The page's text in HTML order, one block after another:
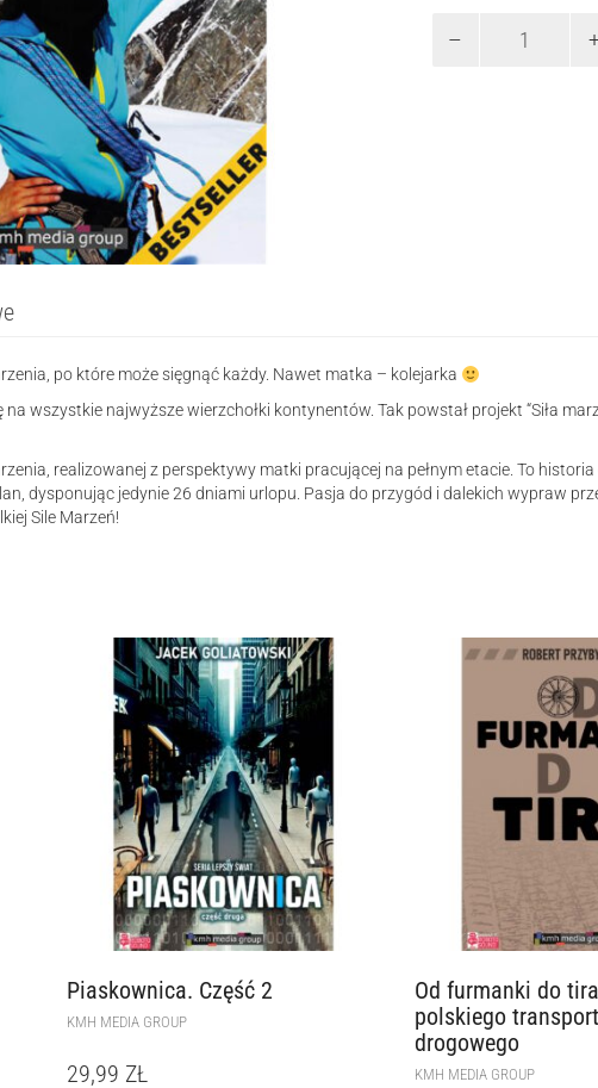
po które może sięgnąć każdy. Nawet matka – kolejarka
wszystkie najwyższe wierzchołki kontynentów. Tak powstał projekt “Siła
realizowanej z perspektywy matki pracującej na pełnym etacie. To
dysponując jedynie 26 dniami urlopu. Pasja do przygód i dalekich wypraw
Sile Marzeń!
Piaskownica. Część 2
KMH MEDIA GROUP
29,99 ZŁ
Od furmanki do
polskiego
drogowego
KMH MEDIA GROUP